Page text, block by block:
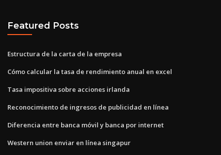
Featured Posts
Estructura de la carta de la empresa
Cómo calcular la tasa de rendimiento anual en excel
Tasa impositiva sobre acciones irlanda
Reconocimiento de ingresos de publicidad en línea
Diferencia entre banca móvil y banca por internet
Western union enviar en línea singapur